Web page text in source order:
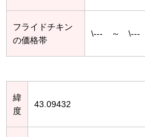
フライドチキン
の価格帯
\--- ～ \---
緯
度
43.09432